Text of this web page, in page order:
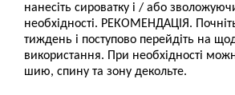
нанесіть сироватку і / або
необхідності. РЕКОМЕНДАЦІЯ.
тиждень і поступово перейдіть на
використання. При необхідності
шию, спину та зону декольте.